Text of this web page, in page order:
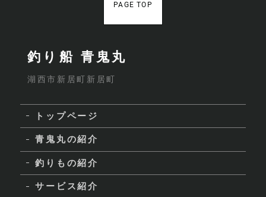
PAGE TOP
釣り船 青鬼丸
湖西市新居町新居町
トップページ
青鬼丸の紹介
釣りもの紹介
サービス紹介